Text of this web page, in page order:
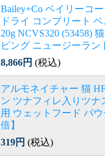
Bailey+Co ベイリーコ
ドライ コンプリート
20g NCVS320 (53458)
ピング ニュージーラン
8,866円 (税込)
アルモネイチャー 猫
ン ツナフィレ入りツナ
用 ウェットフード パ
倍】
319円 (税込)